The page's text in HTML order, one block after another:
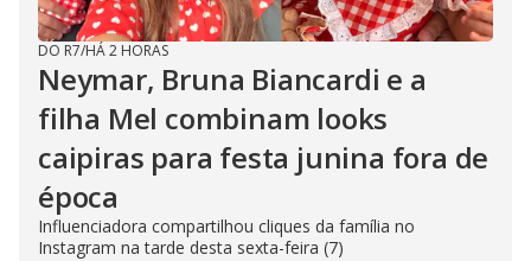
DO R7/HÁ 2 HORAS
Neymar, Bruna Biancardi e a
filha Mel combinam looks
caipiras para festa junina fora de
época
Influenciadora compartilhou cliques da família no
Instagram na tarde desta sexta-feira (7)